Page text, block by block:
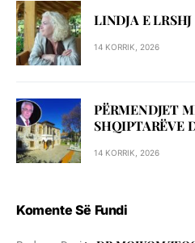
LINDJA E LRSHJ
14 KORRIK, 2026
PËRMENDJET
SHQIPTARËVE
14 KORRIK, 2026
Komente Së Fundi